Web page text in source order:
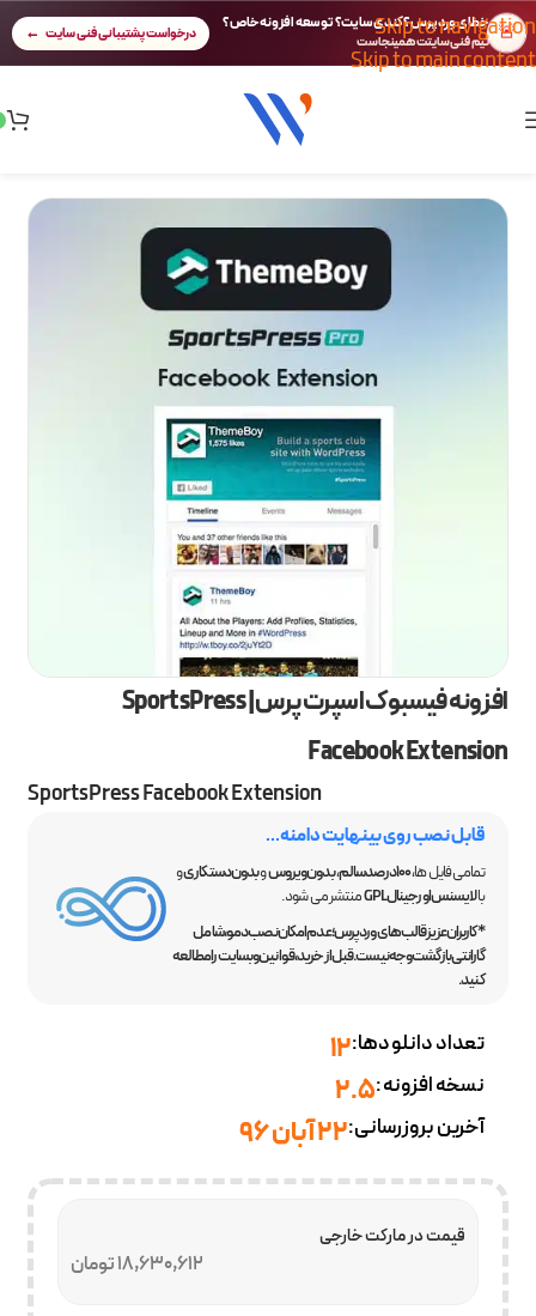
Skip to navigation
Skip to main content
🚨 خطای وردپرس؟ کندی سایت؟ توسعه افزونه خاص؟
تیم فنی سایتت همینجاست درخواست پشتیبانی فنی سایت
افزونه فیسبوک اسپرت پرس | SportsPress
Facebook Extension
SportsPress Facebook Extension
قابل نصب روی بینهایت دامنه...
تمامی فایل ها،100 درصد سالم ،بدون ویروسوبدون دستکاریو
بالایسنس اورجینال GPL
منتشر می شود.
*کاربران عزیز قالب‌های وردپرس؛ عدم امکان نصب دمو، شامل
گارانتی بازگشت وجه نیست. قبل از خرید، قوانین وبسایت را مطالعه
کنید.
تعداد دانلودها:12
نسخه افزونه:2.5
آخرین بروزرسانی:۲۲ آبان ۹۶
18,630,612 تومان
قیمت در مارکت خارجی